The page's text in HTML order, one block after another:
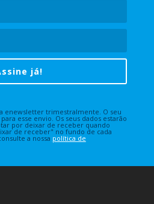
já!
enewsletter trimestralmente. O seu
esse envio. Os seus dados estarão
por deixar de receber quando
de receber" no fundo de cada
a nossa política de